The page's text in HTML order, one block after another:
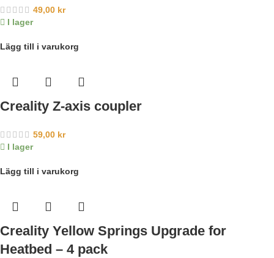
49,00 kr
I lager
Lägg till i varukorg
Creality Z-axis coupler
59,00 kr
I lager
Lägg till i varukorg
Creality Yellow Springs Upgrade for
Heatbed – 4 pack